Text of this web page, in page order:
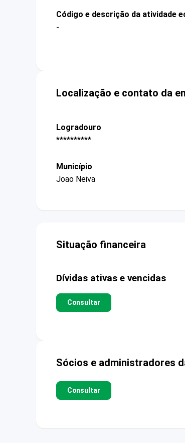
Código e descrição da atividade
-
Localização e contato da
Logradouro
**********
Município
Joao Neiva
Situação financeira
Dívidas ativas e vencidas
Consultar
Sócios e administradores
Consultar